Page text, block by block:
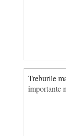
Treburile
importante